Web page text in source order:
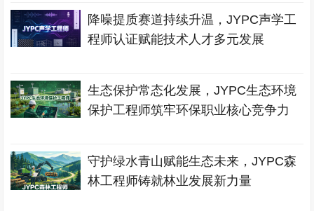
降噪提质赛道持续升温，JYPC声学工
程师认证赋能技术人才多元发展
生态保护常态化发展，JYPC生态环境
保护工程师筑牢环保职业核心竞争力
守护绿水青山赋能生态未来，JYPC森
林工程师铸就林业发展新力量